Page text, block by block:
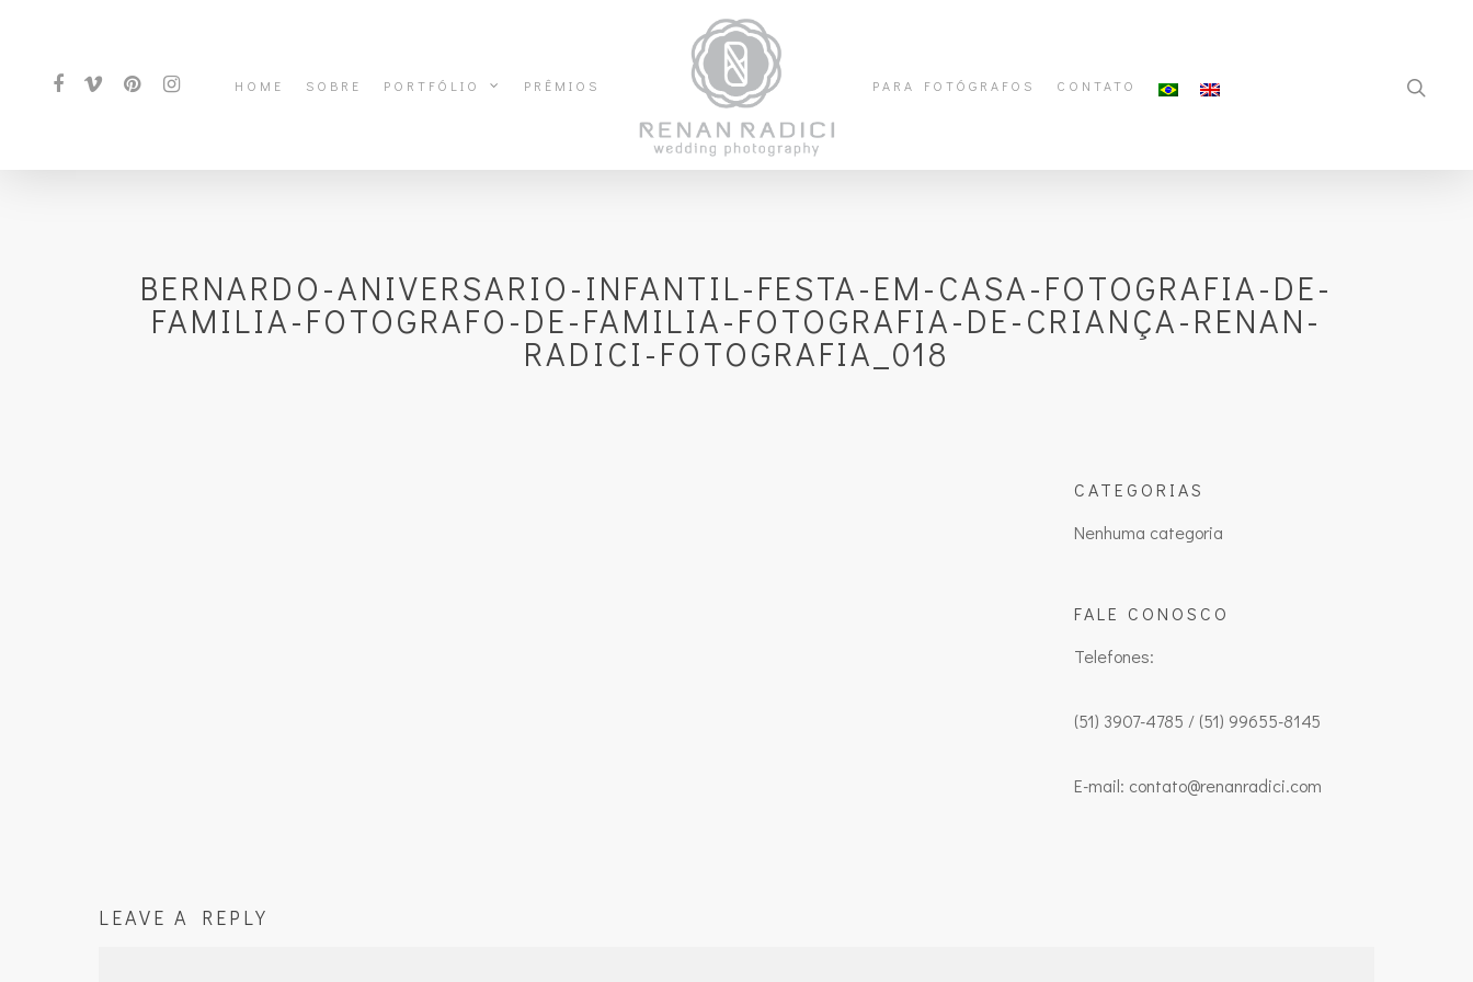
HOME SOBRE PORTFÓLIO PRÊMIOS PARA FOTÓGRAFOS CONTATO
BERNARDO-ANIVERSARIO-INFANTIL-FESTA-EM-CASA-FOTOGRAFIA-DE-
FAMILIA-FOTOGRAFO-DE-FAMILIA-FOTOGRAFIA-DE-CRIANÇA-RENAN-
RADICI-FOTOGRAFIA_018
CATEGORIAS
Nenhuma categoria
FALE CONOSCO
Telefones:
(51) 3907-4785 / (51) 99655-8145
E-mail: contato@renanradici.com
LEAVE A REPLY